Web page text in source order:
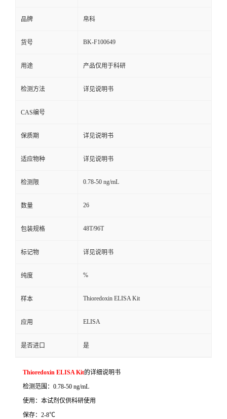
品牌 帛科
货号 BK-F100649
用途 产品仅用于科研
检测方法 详见说明书
CAS编号
保质期 详见说明书
适应物种 详见说明书
检测限 0.78-50 ng/mL
数量 26
包装规格 48T/96T
标记物 详见说明书
纯度 %
样本 Thioredoxin ELISA Kit
应用 ELISA
是否进口 是
Thioredoxin ELISA Kit的详细说明书
检测范围： 0.78-50 ng/mL
使用：本试剂仅供科研使用
保存： 2-8℃